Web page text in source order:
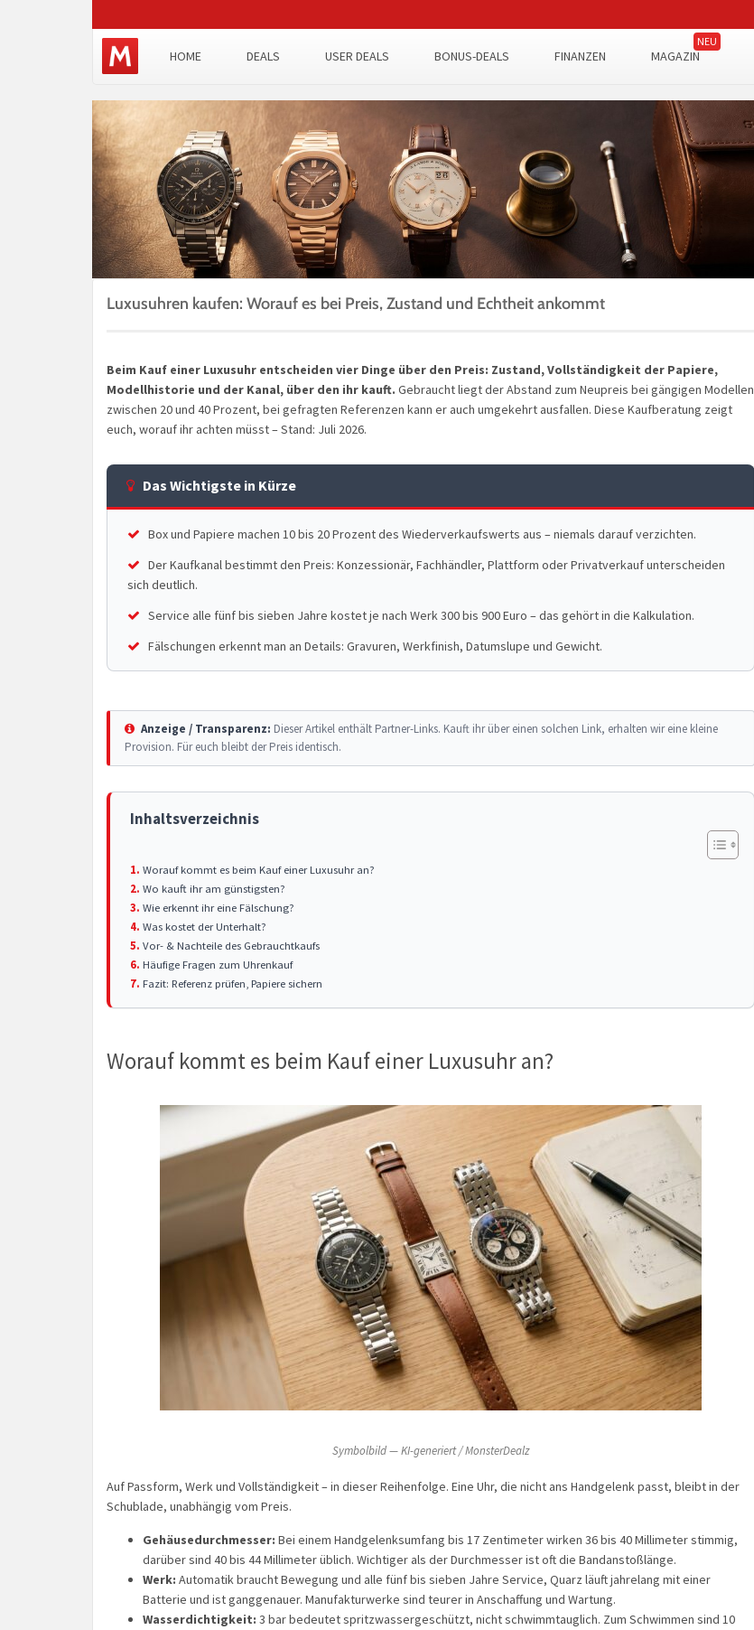
HOME DEALS USER DEALS BONUS-DEALS FINANZEN MAGAZIN
Luxusuhren kaufen: Worauf es bei Preis, Zustand und Echtheit ankommt
Beim Kauf einer Luxusuhr entscheiden vier Dinge über den Preis: Zustand, Vollständigkeit der Papiere,
Modellhistorie und der Kanal, über den ihr kauft. Gebraucht liegt der Abstand zum Neupreis bei gängigen Modellen
zwischen 20 und 40 Prozent, bei gefragten Referenzen kann er auch umgekehrt ausfallen. Diese Kaufberatung zeigt
euch, worauf ihr achten müsst – Stand: Juli 2026.
Das Wichtigste in Kürze
Box und Papiere machen 10 bis 20 Prozent des Wiederverkaufswerts aus – niemals darauf verzichten.
Der Kaufkanal bestimmt den Preis: Konzessionär, Fachhändler, Plattform oder Privatverkauf unterscheiden
sich deutlich.
Service alle fünf bis sieben Jahre kostet je nach Werk 300 bis 900 Euro – das gehört in die Kalkulation.
Fälschungen erkennt man an Details: Gravuren, Werkfinish, Datumslupe und Gewicht.
Anzeige / Transparenz: Dieser Artikel enthält Partner-Links. Kauft ihr über einen solchen Link, erhalten wir eine kleine
Provision. Für euch bleibt der Preis identisch.
Inhaltsverzeichnis
Worauf kommt es beim Kauf einer Luxusuhr an?
Wo kauft ihr am günstigsten?
Wie erkennt ihr eine Fälschung?
Was kostet der Unterhalt?
Vor- & Nachteile des Gebrauchtkaufs
Häufige Fragen zum Uhrenkauf
Fazit: Referenz prüfen, Papiere sichern
Worauf kommt es beim Kauf einer Luxusuhr an?
Symbolbild — KI-generiert / MonsterDealz
Auf Passform, Werk und Vollständigkeit – in dieser Reihenfolge. Eine Uhr, die nicht ans Handgelenk passt, bleibt in der
Schublade, unabhängig vom Preis.
Gehäusedurchmesser: Bei einem Handgelenksumfang bis 17 Zentimeter wirken 36 bis 40 Millimeter stimmig,
darüber sind 40 bis 44 Millimeter üblich. Wichtiger als der Durchmesser ist oft die Bandanstoßlänge.
Werk: Automatik braucht Bewegung und alle fünf bis sieben Jahre Service, Quarz läuft jahrelang mit einer
Batterie und ist ganggenauer. Manufakturwerke sind teurer in Anschaffung und Wartung.
Wasserdichtigkeit: 3 bar bedeutet spritzwassergeschützt, nicht schwimmtauglich. Zum Schwimmen sind 10